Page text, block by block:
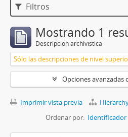
Filtros
Mostrando 1
Descripción archivística
Sólo las descripciones de nivel
Opciones avanzadas
Imprimir vista previa
Ordenar por: Identificador